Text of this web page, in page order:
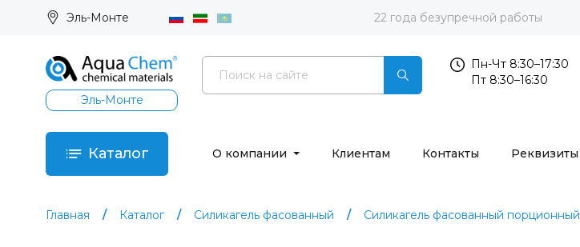
Эль-Монте 22 года безупречной работы
Эль-Монте
Пн-Чт 8:30–17:30
Пт 8:30–16:30
Каталог О компании Клиентам Контакты Реквизиты
Главная Каталог Силикагель фасованный Силикагель фасованный порционный